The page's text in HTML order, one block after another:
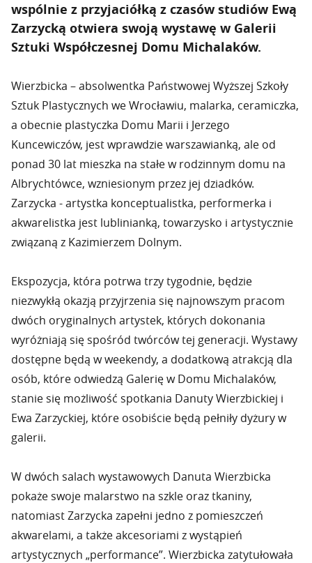
wspólnie z przyjaciółką z czasów studiów Ewą
Zarzycką otwiera swoją wystawę w Galerii
Sztuki Współczesnej Domu Michalaków.
Wierzbicka – absolwentka Państwowej Wyższej Szkoły
Sztuk Plastycznych we Wrocławiu, malarka, ceramiczka,
a obecnie plastyczka Domu Marii i Jerzego
Kuncewiczów, jest wprawdzie warszawianką, ale od
ponad 30 lat mieszka na stałe w rodzinnym domu na
Albrychtówce, wzniesionym przez jej dziadków.
Zarzycka - artystka konceptualistka, performerka i
akwarelistka jest lublinianką, towarzysko i artystycznie
związaną z Kazimierzem Dolnym.
Ekspozycja, która potrwa trzy tygodnie, będzie
niezwykłą okazją przyjrzenia się najnowszym pracom
dwóch oryginalnych artystek, których dokonania
wyróżniają się spośród twórców tej generacji. Wystawy
dostępne będą w weekendy, a dodatkową atrakcją dla
osób, które odwiedzą Galerię w Domu Michalaków,
stanie się możliwość spotkania Danuty Wierzbickiej i
Ewa Zarzyckiej, które osobiście będą pełniły dyżury w
galerii.
W dwóch salach wystawowych Danuta Wierzbicka
pokaże swoje malarstwo na szkle oraz tkaniny,
natomiast Zarzycka zapełni jedno z pomieszczeń
akwarelami, a także akcesoriami z wystąpień
artystycznych „performance”. Wierzbicka zatytułowała